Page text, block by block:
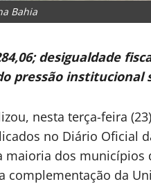
Bahia
desigualdade
institucional
nesta terça-feira
no Diário Oficial
dos municípios
complementação da